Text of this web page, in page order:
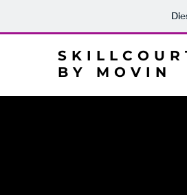
BY MOVIN